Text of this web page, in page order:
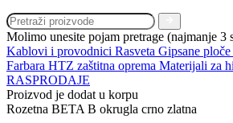
Molimo unesite pojam pretrage (najmanje 3
Kablovi i provodnici Rasveta Gipsane ploče
Farbara HTZ zaštitna oprema Materijali za
RASPRODAJE
Proizvod je dodat u korpu
Rozetna BETA B okrugla crno zlatna